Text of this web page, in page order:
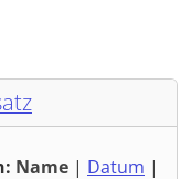
Name | Datum |